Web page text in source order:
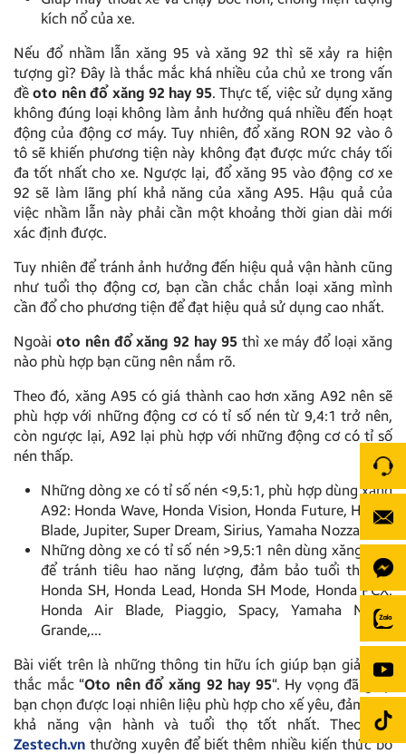
kích nổ của xe.
Nếu đổ nhầm lẫn xăng 95 và xăng 92 thì sẽ xảy ra hiện
tượng gì? Đây là thắc mắc khá nhiều của chủ xe trong vấn
đềoto nên đổ xăng 92 hay 95. Thực tế, việc sử dụng xăng
không đúng loại không làm ảnh hưởng quá nhiều đến hoạt
động của động cơ máy. Tuy nhiên, đổ xăng RON 92 vào ô
tô sẽ khiến phương tiện này không đạt được mức cháy tối
đa tốt nhất cho xe. Ngược lại, đổ xăng 95 vào động cơ xe
92 sẽ làm lãng phí khả năng của xăng A95. Hậu quả của
việc nhầm lẫn này phải cần một khoảng thời gian dài mới
xác định được.
Tuy nhiên để tránh ảnh hưởng đến hiệu quả vận hành cũng
như tuổi thọ động cơ, bạn cần chắc chắn loại xăng mình
cần đổ cho phương tiện để đạt hiệu quả sử dụng cao nhất.
Ngoài oto nên đổ xăng 92 hay 95thì xe máy đổ loại xăng
nào phù hợp bạn cũng nên nắm rõ.
Theo đó, xăng A95 có giá thành cao hơn xăng A92 nên sẽ
phù hợp với những động cơ có tỉ số nén từ 9,4:1 trở nên,
còn ngược lại, A92 lại phù hợp với những động cơ có tỉ số
nén thấp.
Những dòng xe có tỉ số nén <9,5:1, phù hợp dùng xăng
A92: Honda Wave, Honda Vision, Honda Future, Honda
Blade, Jupiter, Super Dream, Sirius, Yamaha Nozza ,…
Những dòng xe có tỉ số nén >9,5:1 nên dùng xăng A95
để tránh tiêu hao năng lượng, đảm bảo tuổi thọ xe:
Honda SH, Honda Lead, Honda SH Mode, Honda PCX,
Honda Air Blade, Piaggio, Spacy, Yamaha Nozza
Grande,…
Bài viết trên là những thông tin hữu ích giúp bạn giải đáp
thắc mắc “Oto nên đổ xăng 92 hay 95“. Hy vọng đã giúp
bạn chọn được loại nhiên liệu phù hợp cho xế yêu, đảm bảo
khả năng vận hành và tuổi thọ tốt nhất. Theo dõi
Zestech.vn thường xuyên để biết thêm nhiều kiến thức bổ